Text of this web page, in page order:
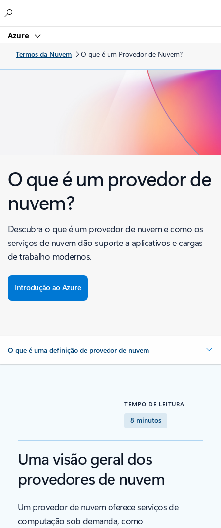
Azure
Termos da Nuvem O que é um Provedor de Nuvem?
O que é um provedor de
nuvem?
Descubra o que é um provedor de nuvem e como os
serviços de nuvem dão suporte a aplicativos e cargas
de trabalho modernos.
Introdução ao Azure
O que é uma definição de provedor de nuvem
TEMPO DE LEITURA
8 minutos
Uma visão geral dos
provedores de nuvem
Um provedor de nuvem oferece serviços de
computação sob demanda, como